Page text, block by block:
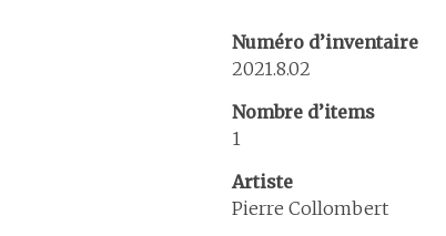
Numéro d’inventaire
2021.8.02
Nombre d’items
1
Artiste
Pierre Collombert